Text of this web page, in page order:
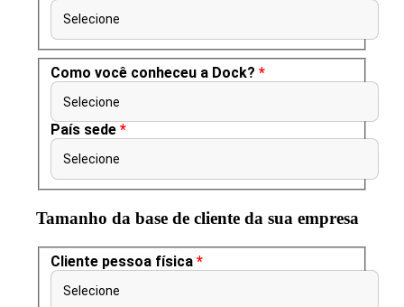
Selecione
Como você conheceu a Dock? *
Selecione
País sede *
Selecione
Tamanho da base de cliente da sua empresa
Cliente pessoa física *
Selecione